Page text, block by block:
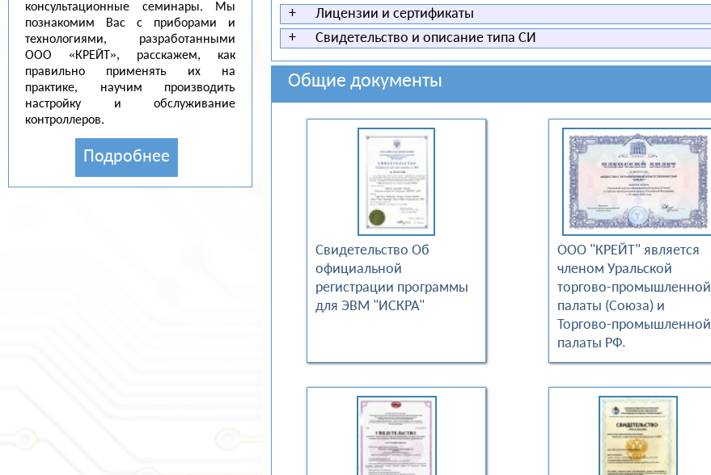
консультационные семинары. Мы
познакомим Вас с приборами и
технологиями, разработанными
ООО «КРЕЙТ», расскажем, как
правильно применять их на
практике, научим производить
настройку и обслуживание
контроллеров.
Подробнее
+
Лицензии и сертификаты
+
Свидетельство и описание типа СИ
Общие документы
Свидетельство Об
официальной
регистрации программы
для ЭВМ "ИСКРА"
ООО "КРЕЙТ" является
членом Уральской
торгово-промышленной
палаты (Союза) и
Торгово-промышленной
палаты РФ.